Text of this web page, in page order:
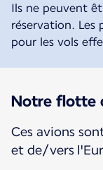
Ils ne peuvent
réservation. Les
pour les vols
Notre flotte
Ces avions
et de/vers